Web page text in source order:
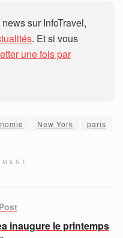
sur InfoTravel,
. Et si vous
une fois par
New York paris
inaugure le printemps